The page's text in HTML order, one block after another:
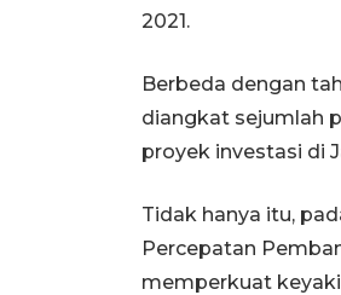
2021.
Berbeda dengan
diangkat sejumlah
proyek investasi di
Tidak hanya itu,
Percepatan
memperkuat